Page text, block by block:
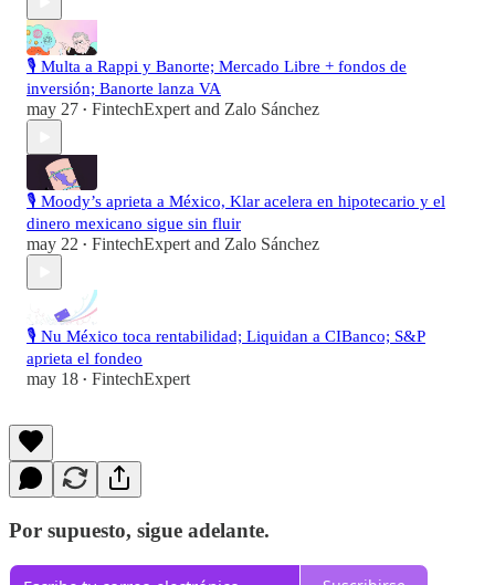
🎙️ Multa a Rappi y Banorte; Mercado Libre + fondos de
inversión; Banorte lanza VA
may 27 • FintechExpert and Zalo Sánchez
🎙️ Moody’s aprieta a México, Klar acelera en hipotecario y el
dinero mexicano sigue sin fluir
may 22 • FintechExpert and Zalo Sánchez
🎙️ Nu México toca rentabilidad; Liquidan a CIBanco; S&P
aprieta el fondeo
may 18 • FintechExpert
Por supuesto, sigue adelante.